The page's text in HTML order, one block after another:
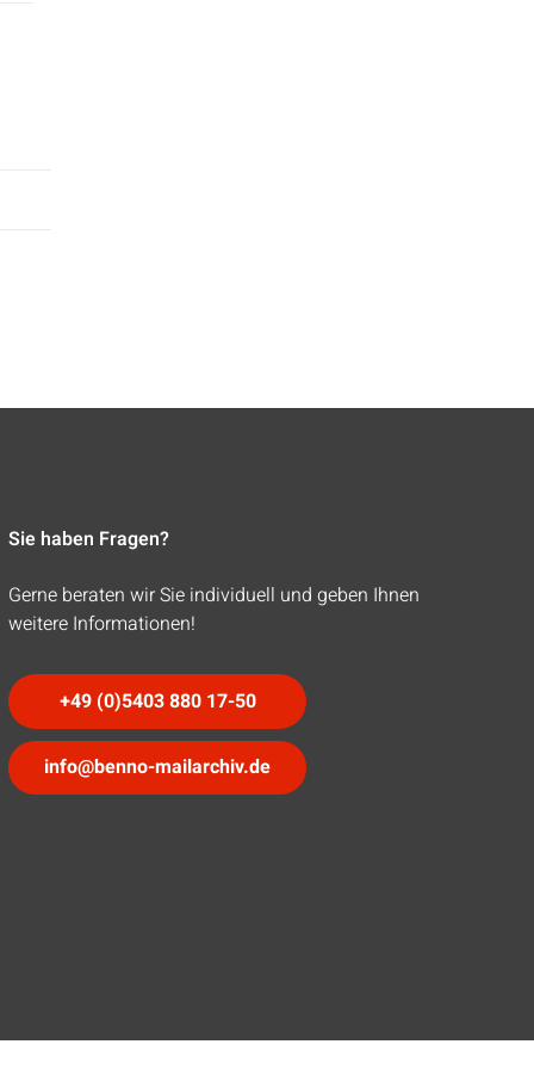
Sie haben Fragen?
Gerne beraten wir Sie individuell und geben Ihnen
weitere Informationen!
+49 (0)5403 880 17-50
info@benno-mailarchiv.de